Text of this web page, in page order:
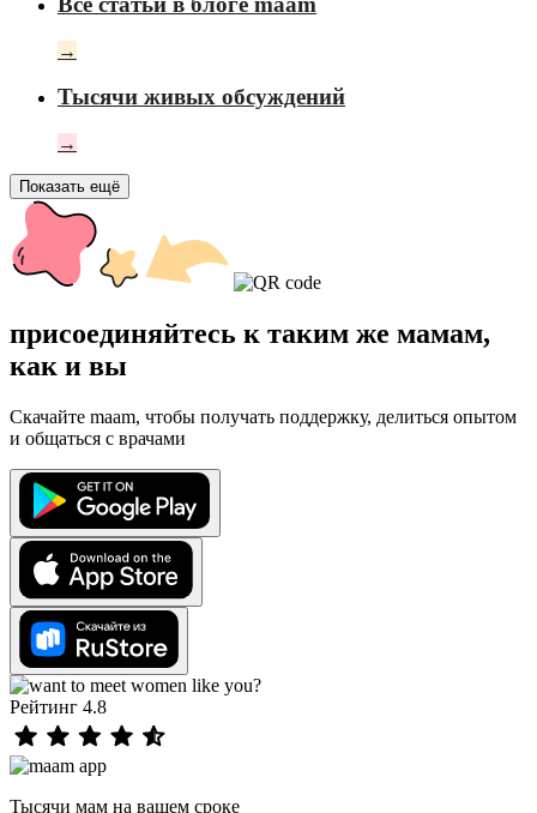
→
Тысячи живых обсуждений
→
Показать ещё
присоединяйтесь к таким же мамам,
как и вы
Скачайте maam, чтобы получать поддержку, делиться опытом
и общаться с врачами
Рейтинг 4.8
Тысячи мам на вашем сроке